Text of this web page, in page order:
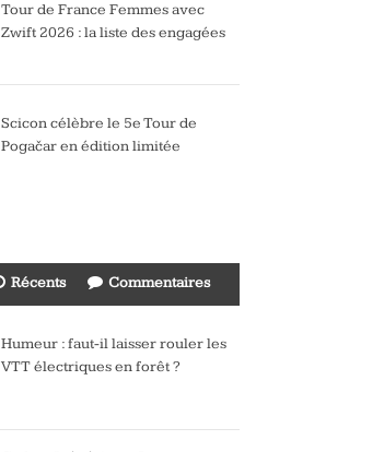
Tour de France Femmes avec
Zwift 2026 : la liste des engagées
Scicon célèbre le 5e Tour de
Pogačar en édition limitée
Récents Commentaires
Humeur : faut-il laisser rouler les
VTT électriques en forêt ?